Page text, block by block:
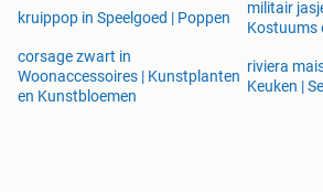
kruippop in Speelgoed | Poppen
militair
Kostuums
corsage zwart in
Woonaccessoires | Kunstplanten
en Kunstbloemen
riviera
Keuken |